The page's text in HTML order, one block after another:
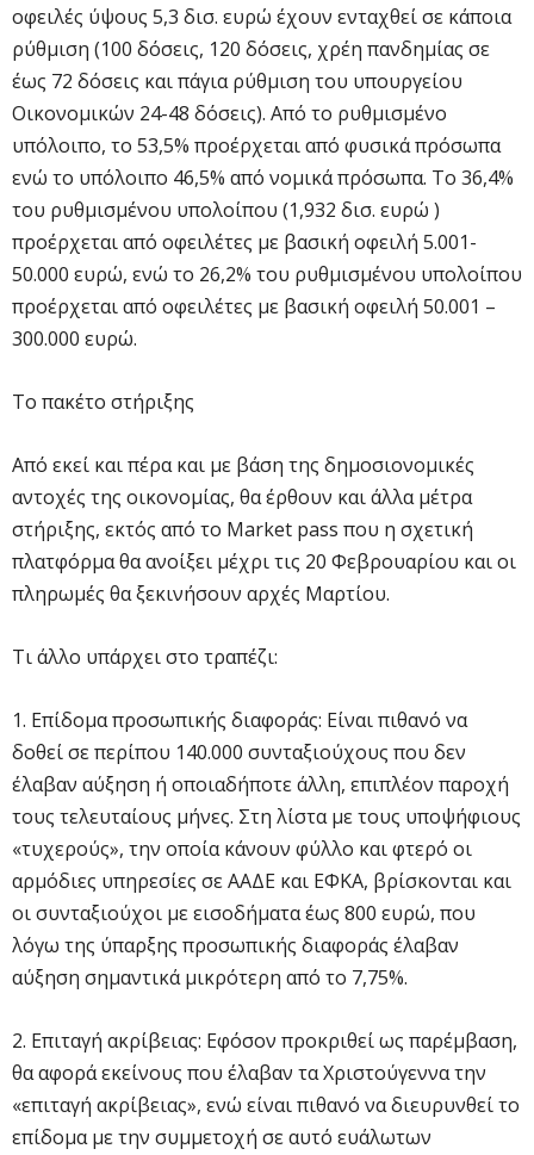
οφειλές ύψους 5,3 δισ. ευρώ έχουν ενταχθεί σε κάποια
ρύθμιση (100 δόσεις, 120 δόσεις, χρέη πανδημίας σε
έως 72 δόσεις και πάγια ρύθμιση του υπουργείου
Οικονομικών 24-48 δόσεις). Από το ρυθμισμένο
υπόλοιπο, το 53,5% προέρχεται από φυσικά πρόσωπα
ενώ το υπόλοιπο 46,5% από νομικά πρόσωπα. Το 36,4%
του ρυθμισμένου υπολοίπου (1,932 δισ. ευρώ )
προέρχεται από οφειλέτες με βασική οφειλή 5.001-
50.000 ευρώ, ενώ το 26,2% του ρυθμισμένου υπολοίπου
προέρχεται από οφειλέτες με βασική οφειλή 50.001 –
300.000 ευρώ.
Το πακέτο στήριξης
Από εκεί και πέρα και με βάση της δημοσιονομικές
αντοχές της οικονομίας, θα έρθουν και άλλα μέτρα
στήριξης, εκτός από το Market pass που η σχετική
πλατφόρμα θα ανοίξει μέχρι τις 20 Φεβρουαρίου και οι
πληρωμές θα ξεκινήσουν αρχές Μαρτίου.
Τι άλλο υπάρχει στο τραπέζι:
1. Επίδομα προσωπικής διαφοράς: Είναι πιθανό να
δοθεί σε περίπου 140.000 συνταξιούχους που δεν
έλαβαν αύξηση ή οποιαδήποτε άλλη, επιπλέον παροχή
τους τελευταίους μήνες. Στη λίστα με τους υποψήφιους
«τυχερούς», την οποία κάνουν φύλλο και φτερό οι
αρμόδιες υπηρεσίες σε ΑΑΔΕ και ΕΦΚΑ, βρίσκονται και
οι συνταξιούχοι με εισοδήματα έως 800 ευρώ, που
λόγω της ύπαρξης προσωπικής διαφοράς έλαβαν
αύξηση σημαντικά μικρότερη από το 7,75%.
2. Επιταγή ακρίβειας: Εφόσον προκριθεί ως παρέμβαση,
θα αφορά εκείνους που έλαβαν τα Χριστούγεννα την
«επιταγή ακρίβειας», ενώ είναι πιθανό να διευρυνθεί το
επίδομα με την συμμετοχή σε αυτό ευάλωτων